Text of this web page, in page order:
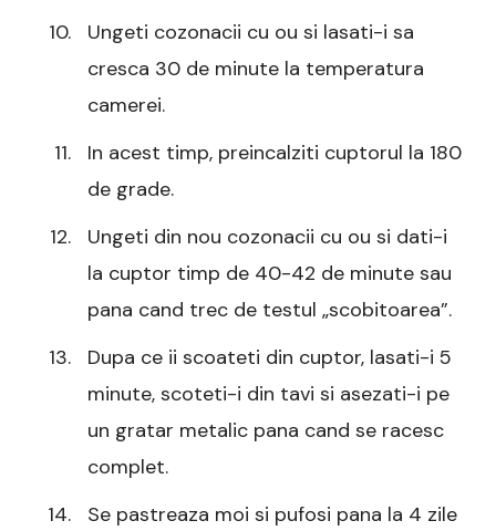
Ungeti cozonacii cu ou si lasati-i sa
cresca 30 de minute la temperatura
camerei.
In acest timp, preincalziti cuptorul la 180
de grade.
Ungeti din nou cozonacii cu ou si dati-i
la cuptor timp de 40-42 de minute sau
pana cand trec de testul „scobitoarea”.
Dupa ce ii scoateti din cuptor, lasati-i 5
minute, scoteti-i din tavi si asezati-i pe
un gratar metalic pana cand se racesc
complet.
Se pastreaza moi si pufosi pana la 4 zile